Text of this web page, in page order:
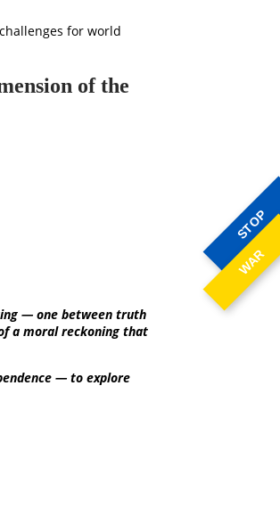
STOP
WAR
for world
of the
— one between truth
a moral reckoning that
— to explore